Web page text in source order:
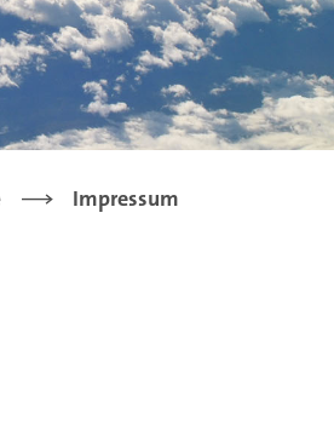
Impressum